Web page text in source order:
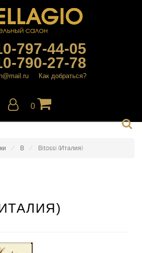
797-44-05
790-27-78
Как добраться?
0
B Bitossi (Италия)